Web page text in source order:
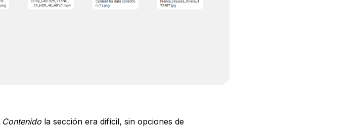
Contenido la sección era difícil, sin opciones de